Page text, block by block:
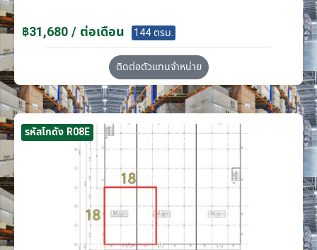
฿31,680 / ต่อเดือน 144 ตรม.
ติดต่อตัวแทนจำหน่าย
รหัสโกดัง R08E